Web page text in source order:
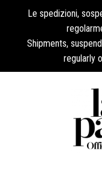
Le spedizioni,
Shipments,
regularly